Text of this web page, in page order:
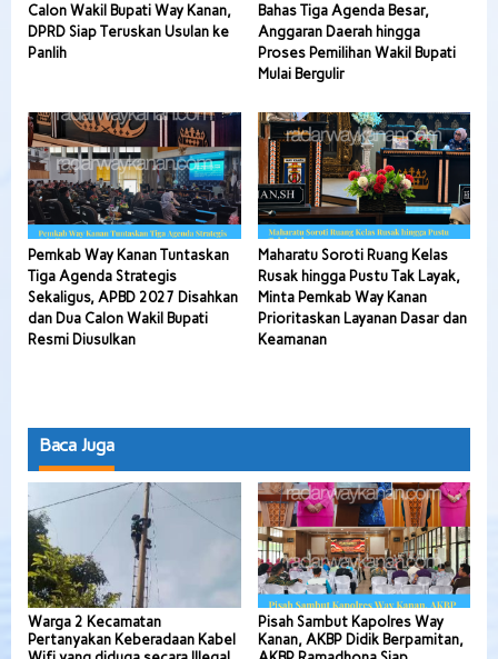
Calon Wakil Bupati Way Kanan,
DPRD Siap Teruskan Usulan ke
Panlih
Bahas Tiga Agenda Besar,
Anggaran Daerah hingga
Proses Pemilihan Wakil Bupati
Mulai Bergulir
Pemkab Way Kanan Tuntaskan
Tiga Agenda Strategis
Sekaligus, APBD 2027 Disahkan
dan Dua Calon Wakil Bupati
Resmi Diusulkan
Maharatu Soroti Ruang Kelas
Rusak hingga Pustu Tak Layak,
Minta Pemkab Way Kanan
Prioritaskan Layanan Dasar dan
Keamanan
Baca Juga
Warga 2 Kecamatan
Pertanyakan Keberadaan Kabel
Pisah Sambut Kapolres Way
Kanan, AKBP Didik Berpamitan,